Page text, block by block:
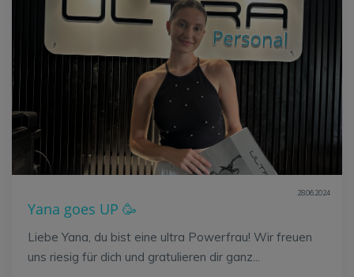
28.06.2024
Yana goes UP 🥳
Liebe Yana, du bist eine ultra Powerfrau! Wir freuen
uns riesig für dich und gratulieren dir ganz...